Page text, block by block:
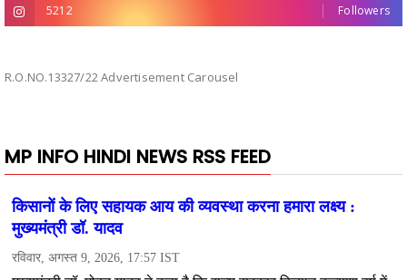
5212 Followers
R.O.NO.13327/22 Advertisement Carousel
MP INFO HINDI NEWS RSS FEED